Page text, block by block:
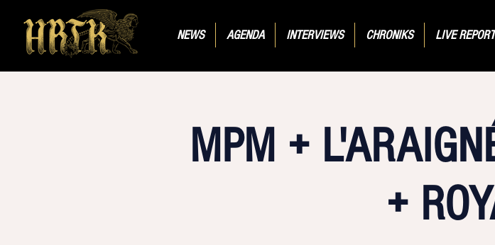
NEWS AGENDA INTERVIEWS CHRONIKS LIVE
MPM +
+